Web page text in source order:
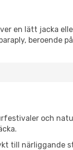
en lätt jacka
beroende
och
till närliggande